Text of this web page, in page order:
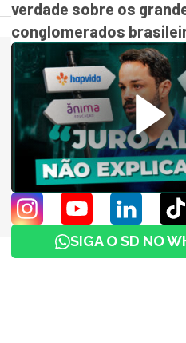
verdade sobre os
conglomerados
SIGA O SD NO